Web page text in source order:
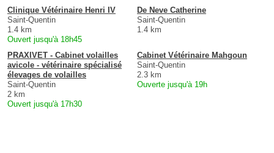
Clinique Vétérinaire Henri IV
Saint-Quentin
1.4 km
Ouvert jusqu'à 18h45
De Neve Catherine
Saint-Quentin
1.4 km
PRAXIVET - Cabinet volailles
avicole - vétérinaire spécialisé
élevages de volailles
Saint-Quentin
2 km
Ouvert jusqu'à 17h30
Cabinet Vétérinaire Mahgoun
Saint-Quentin
2.3 km
Ouverte jusqu'à 19h